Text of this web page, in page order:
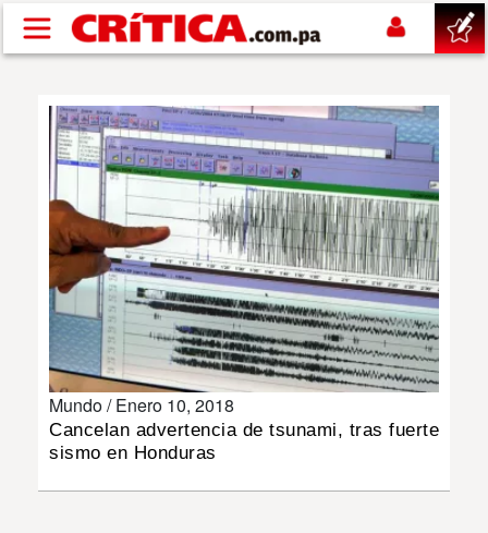
Pasar al contenido principal
SUCESOS
NACIONAL
POLÍTICA
SHOW
DEPORTES
Mundo /Enero 10, 2018
Cancelan advertencia de tsunami, tras fuerte
sismo en Honduras